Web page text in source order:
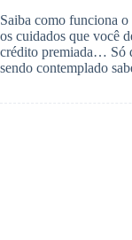
Saiba como funciona
os cuidados que você
crédito premiada… Só
sendo contemplado